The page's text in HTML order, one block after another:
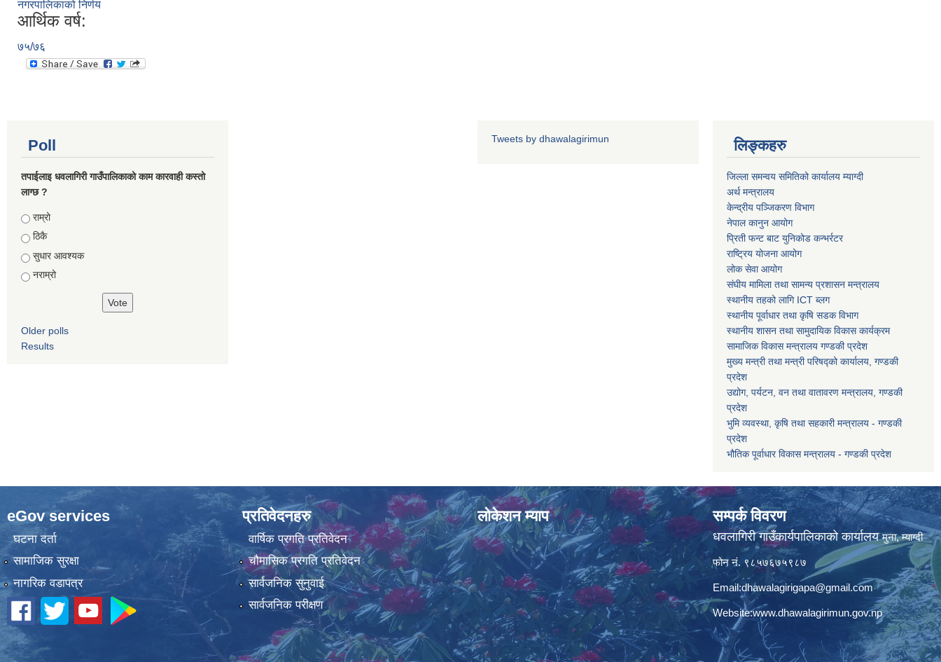
नगरपालिकाको निर्णय
आर्थिक वर्ष:
७५/७६
Poll
तपाईलाइ धवलागिरी गाउँपालिकाको काम कारवाही कस्तो
लाग्छ ?
Choices
राम्रो
ठिकै
सुधार आवश्यक
नराम्रो
Older polls
Results
Tweets by dhawalagirimun लिङ्कहरु
जिल्ला समन्वय समितिको कार्यालय म्याग्दी
अर्थ मन्त्रालय
केन्द्रीय पञ्जिकरण विभाग
नेपाल कानुन आयोग
प्रिती फन्ट बाट युनिकोड कन्भर्रटर
राष्ट्रिय योजना आयोग
लोक सेवा आयोग
संघीय मामिला तथा सामन्य प्रशासन मन्त्रालय
स्थानीय तहको लागि ICT ब्लग
स्थानीय पूर्वाधार तथा कृषि सडक विभाग
स्थानीय शासन तथा सामुदायिक विकास कार्यक्रम
सामाजिक विकास मन्त्रालय गण्डकी प्रदेश
मुख्य मन्त्री तथा मन्त्री परिषद्को कार्यालय, गण्डकी
प्रदेश
उद्योग, पर्यटन, वन तथा वातावरण मन्त्रालय, गण्डकी
प्रदेश
भुमि व्यवस्था, कृषि तथा सहकारी मन्त्रालय - गण्डकी
प्रदेश
भौतिक पूर्वाधार विकास मन्त्रालय - गण्डकी प्रदेश
eGov services
घटना दर्ता
सामाजिक सुरक्षा
नागरिक वडापत्र
प्रतिवेदनहरु
वार्षिक प्रगति प्रतिवेदन
चौमासिक प्रगति प्रतिवेदन
सार्वजनिक सुनुवाई
सार्वजनिक परीक्षण
लोकेशन म्याप सम्पर्क विवरण
धवलागिरी गाउँकार्यपालिकाको कार्यालयमुना, म्याग्दी
फोन नं. ९८५७६७५९८७
Email:dhawalagirigapa@gmail.com
Website:www.dhawalagirimun.gov.np